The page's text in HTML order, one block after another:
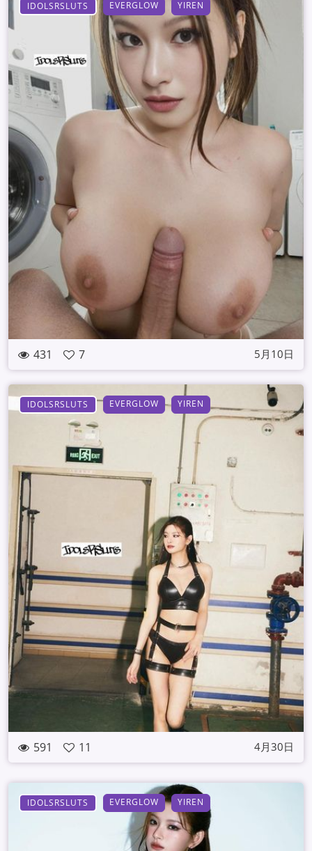
IDOLSRSLUTS EVERGLOW YIREN
431 7 5月10日
IDOLSRSLUTS EVERGLOW YIREN
591 11 4月30日
IDOLSRSLUTS EVERGLOW YIREN